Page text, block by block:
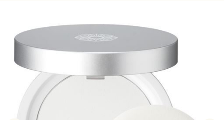
メンズ下着
ジュニア・ティーンズ下着
メンズファッション
メンズ下着
家電・雑貨すべて
家電
キッチン・雑貨・日用品
寝具・インテリア・家具
家具・収納
寝具・ベッド
美容・健康
美容・健康通販すべて
美容・健康・サプリメント
制服・スクール
制服・スクールすべて
大きいサイズ
ジュニア・ティーンズ下着
メンズ下着
キッチン・雑貨・日用品
寝具・インテリア・家具通販すべて
家具・収納
寝具・ベッド
カーテン・ラグ・ファブリック
美容・健康
美容・健康通販すべて
美容・健康・サプリメント
制服・スクール
制服・スクールすべて
制服・学生服
大きいサイズ
大きいサイズ通販すべて
バーゲン